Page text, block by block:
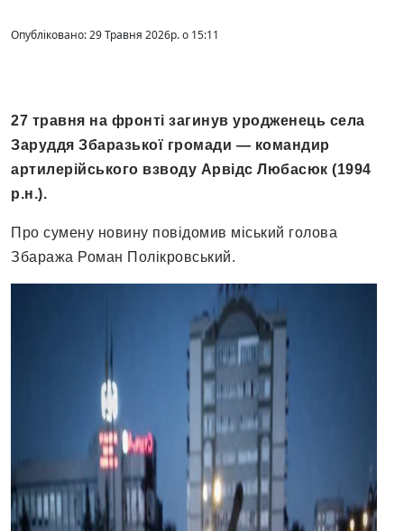
Опубліковано: 29 Травня 2026р. о 15:11
27 травня на фронті загинув уродженець села
Заруддя Збаразької громади — командир
артилерійського взводу Арвідс Любасюк (1994
р.н.).
Про сумену новину повідомив міський голова
Збаража Роман Полікровський.